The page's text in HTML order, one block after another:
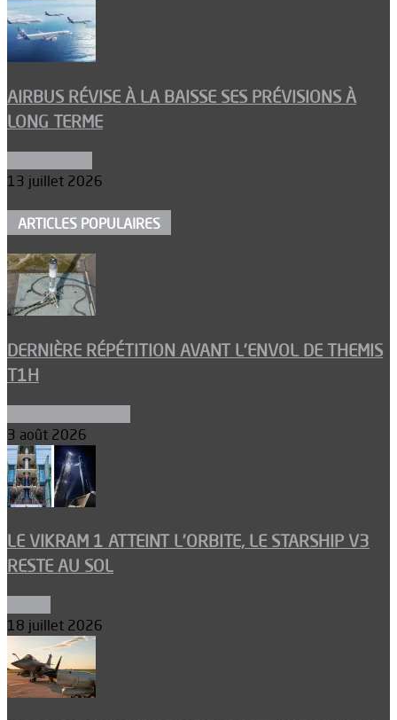
AIRBUS RÉVISE À LA BAISSE SES PRÉVISIONS À
LONG TERME
13 juillet 2026
ARTICLES POPULAIRES
DERNIÈRE RÉPÉTITION AVANT L’ENVOL DE THEMIS
T1H
3 août 2026
LE VIKRAM 1 ATTEINT L’ORBITE, LE STARSHIP V3
RESTE AU SOL
18 juillet 2026